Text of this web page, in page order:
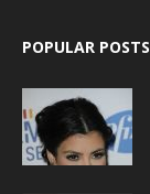
POPULAR POSTS